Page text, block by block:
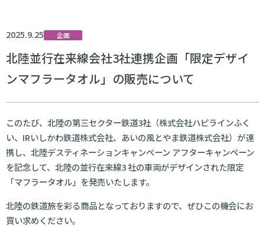
2025.9.25 企画
北陸並行在来線会社3社連携企画「限定デザイ
ンマフラータオル」の販売について
このたび、北陸の第三セクター鉄道3社（株式会社ハピラインふく
い、IRいしかわ鉄道株式会社、あいの風とやま鉄道株式会社）が連
携し、北陸デスティネーションキャンペーン アフターキャンペーン
を記念して、北陸の並行在来線3 社の車両がデザインされた限定
「マフラータオル」を発売いたします。
北陸の鉄道旅を彩る商品となっておりますので、ぜひこの機会にお
買い求めください。